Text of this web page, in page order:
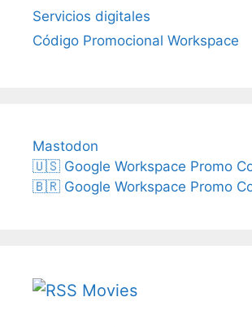
Servicios digitales
Código Promocional Workspace
Mastodon
🇺🇸 Google Workspace Promo
🇧🇷 Google Workspace Promo
Movies